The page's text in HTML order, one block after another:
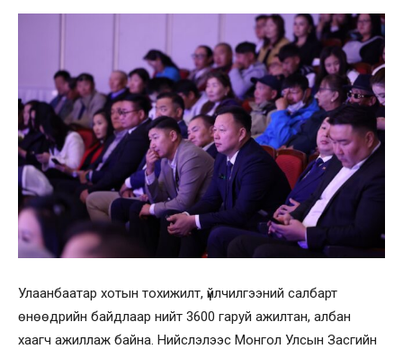
Улаанбаатар хотын тохижилт, үйлчилгээний салбарт
өнөөдрийн байдлаар нийт 3600 гаруй ажилтан, албан
хаагч ажиллаж байна. Нийслэлээс Монгол Улсын Засгийн